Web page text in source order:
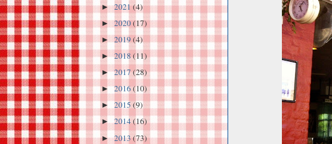
►2021(4)
►2020(17)
► 2019(4)
►2018(11)
►2017(28)
►2016(10)
► 2015(9)
►2014(16)
►2013(73)